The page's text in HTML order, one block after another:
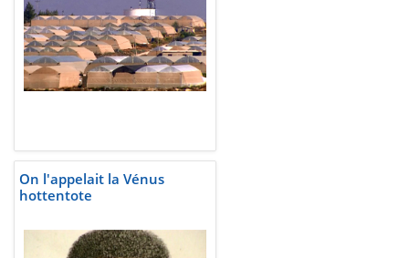
On l'appelait la Vénus
hottentote